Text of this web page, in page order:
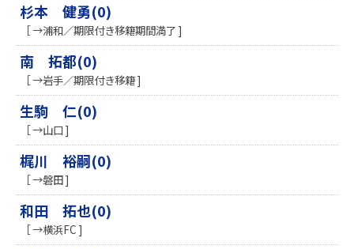
杉本 健勇(0)
［ →浦和／期限付き移籍期間満了 ]
南 拓都(0)
［ →岩手／期限付き移籍 ]
生駒 仁(0)
［ →山口 ]
梶川 裕嗣(0)
［ →磐田 ]
和田 拓也(0)
［ →横浜FC ]